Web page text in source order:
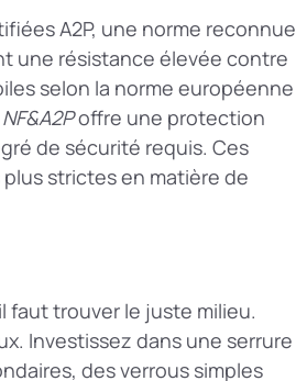
A2P, une norme reconnue
une résistance élevée contre
selon la norme européenne
offre une protection
de sécurité requis. Ces
strictes en matière de
faut trouver le juste milieu.
Investissez dans une serrure
des verrous simples